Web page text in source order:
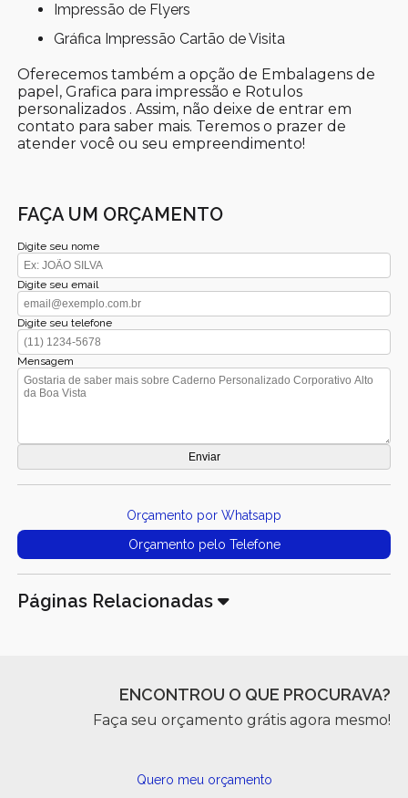
Impressão de Flyers
Gráfica Impressão Cartão de Visita
Oferecemos também a opção de Embalagens de
papel, Grafica para impressão e Rotulos
personalizados . Assim, não deixe de entrar em
contato para saber mais. Teremos o prazer de
atender você ou seu empreendimento!
FAÇA UM ORÇAMENTO
Digite seu nome
Digite seu email
Digite seu telefone
Mensagem
Orçamento por Whatsapp
Orçamento pelo Telefone
Páginas Relacionadas
ENCONTROU O QUE PROCURAVA?
Faça seu orçamento grátis agora mesmo!
Quero meu orçamento